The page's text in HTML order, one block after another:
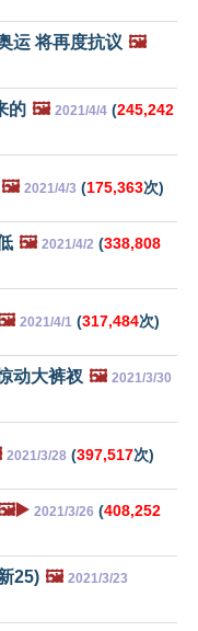
运 将再度抗议 🖼️
的 🖼️ 2021/4/4 (245,242
🖼️ 2021/4/3 (175,363次)
🖼️ 2021/4/2 (338,808
2021/4/1 (317,484次)
动大裤衩 🖼️ 2021/3/30
2021/3/28 (397,517次)
2021/3/26 (408,252
25) 🖼️ 2021/3/23